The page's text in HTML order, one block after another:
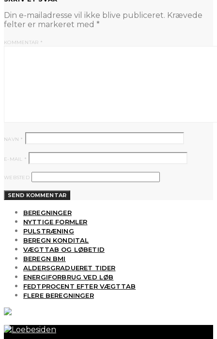
Din e-mailadresse vil ikke blive publiceret. Krævede
felter er markeret med *
KOMMENTAR *
NAVN *
E-MAIL *
WEBSTED
BEREGNINGER
NYTTIGE FORMLER
PULSTRÆNING
BEREGN KONDITAL
VÆGTTAB OG LØBETID
BEREGN BMI
ALDERSGRADUERET TIDER
ENERGIFORBRUG VED LØB
FEDTPROCENT EFTER VÆGTTAB
FLERE BEREGNINGER